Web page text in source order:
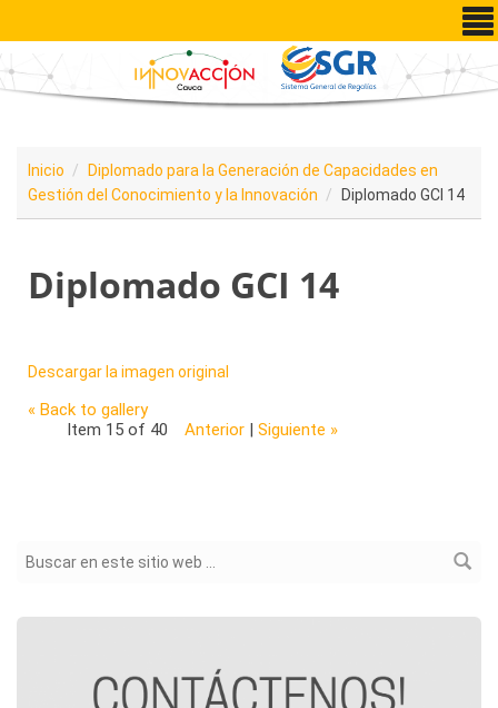
Pasar al contenido principal
Inicio
Diplomado para la Generación de Capacidades en
Gestión del Conocimiento y la Innovación
Diplomado GCI 14
Diplomado GCI 14
Descargar la imagen original
« Back to gallery
Item 15 of 40
Anterior| Siguiente »
Formulario de búsqueda